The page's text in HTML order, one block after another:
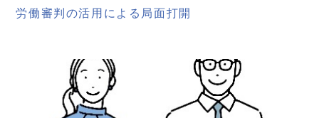
労働審判の活用による局面打開